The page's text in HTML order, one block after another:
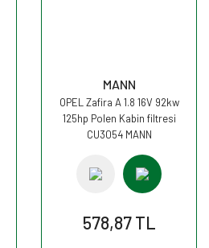
MANN
OPEL Zafira A 1.8 16V 92kw
125hp Polen Kabin filtresi
CU3054 MANN
578,87 TL